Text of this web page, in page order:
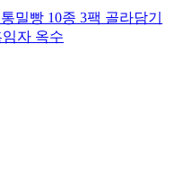
밀빵 10종 3팩 골라담기
자 옥수